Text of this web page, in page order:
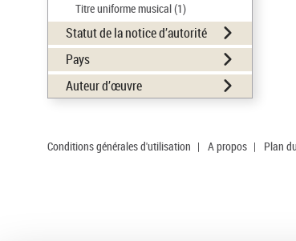
Titre uniforme musical(1)
Statut de la notice d’autorité
Pays
Auteur d’œuvre
Conditions générales d'utilisation | A propos | Plan